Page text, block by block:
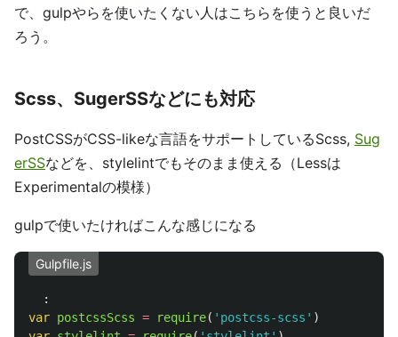
で、gulpやらを使いたくない人はこちらを使うと良いだ
ろう。
Scss、SugerSSなどにも対応
PostCSSがCSS-likeな言語をサポートしているScss, Sug
erSSなどを、stylelintでもそのまま使える（Lessは
Experimentalの模様）
gulpで使いたければこんな感じになる
Gulpfile.js
:
var postcssScss = require( ' postcss-scss ' )